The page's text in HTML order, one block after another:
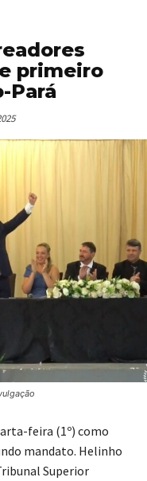
primeiro
Pará
feira (1º) como
mandato. Helinho
Superior